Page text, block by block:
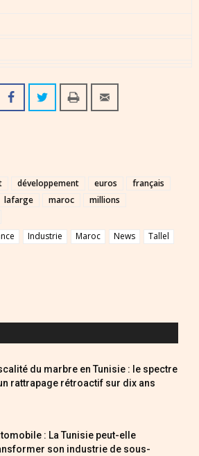
développement euros
français
lafarge maroc
millions
Industrie Maroc News Tallel
du marbre en Tunisie : le spectre
rattrapage rétroactif sur dix ans
: La Tunisie peut-elle
son industrie de sous-